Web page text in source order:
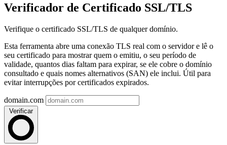
Verificador de Certificado SSL/TLS
Verifique o certificado SSL/TLS de qualquer domínio.
Esta ferramenta abre uma conexão TLS real com o servidor e lê o
seu certificado para mostrar quem o emitiu, o seu período de
validade, quantos dias faltam para expirar, se ele cobre o domínio
consultado e quais nomes alternativos (SAN) ele inclui. Útil para
evitar interrupções por certificados expirados.
domain.com
Verificar